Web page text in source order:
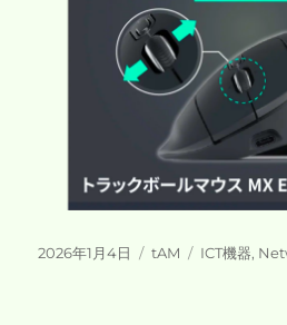
投
2026年1月4日
カ
tAM
タ
ICT機器,